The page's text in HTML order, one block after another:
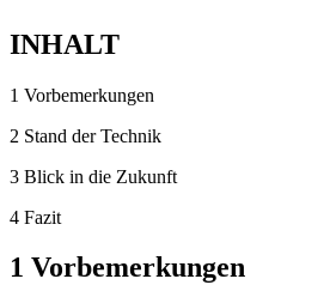
INHALT
1 Vorbemerkungen
2 Stand der Technik
3 Blick in die Zukunft
4 Fazit
1 Vorbemerkungen